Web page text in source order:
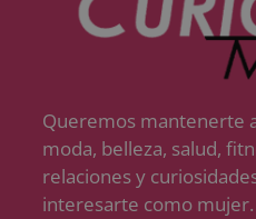
Queremos mantenerte
moda, belleza, salud,
relaciones y
interesarte como mujer.